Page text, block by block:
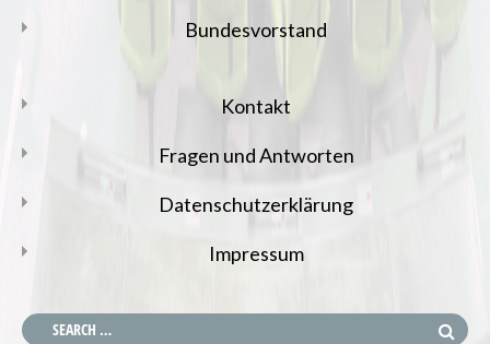
Bundesvorstand
Kontakt
Fragen und Antworten
Datenschutzerklärung
Impressum